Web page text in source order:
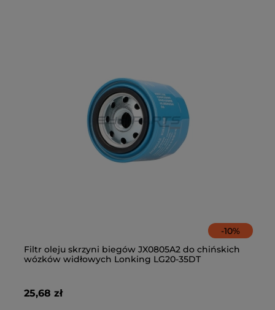
-10%
Filtr oleju skrzyni biegów JX0805A2 do chińskich
wózków widłowych Lonking LG20-35DT
25,68 zł